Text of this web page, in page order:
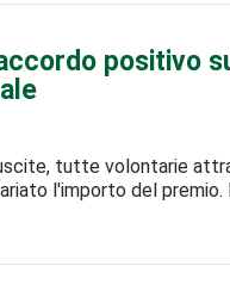
positivo
tutte volontarie
l'importo del